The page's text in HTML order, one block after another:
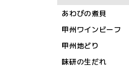
あわびの煮貝
甲州ワインビーフ
甲州地どり
味研の生だれ